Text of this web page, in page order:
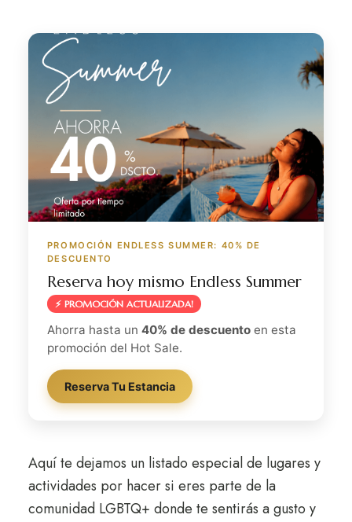
PROMOCIÓN ENDLESS SUMMER: 40% DE
DESCUENTO
Reserva hoy mismo Endless Summer
⚡ PROMOCIÓN ACTUALIZADA!
Ahorra hasta un 40% de descuentoen esta
promoción del Hot Sale.
Reserva Tu Estancia
Aquí te dejamos un listado especial de lugares y
actividades por hacer si eres parte de la
comunidad LGBTQ+ donde te sentirás a gusto y